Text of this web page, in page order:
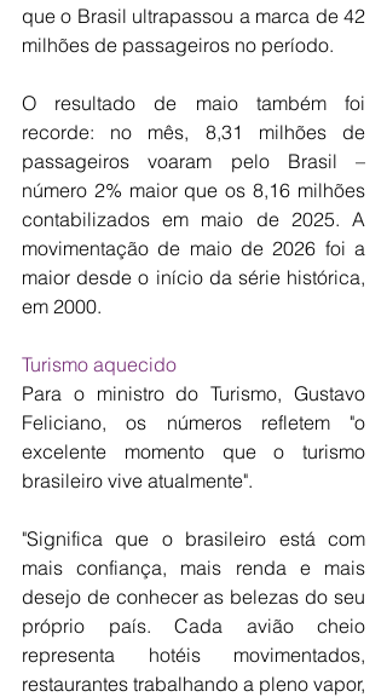
que o Brasil ultrapassou a marca de 42
milhões de passageiros no período.
O resultado de maio também foi
recorde: no mês, 8,31 milhões de
passageiros voaram pelo Brasil –
número 2% maior que os 8,16 milhões
contabilizados em maio de 2025. A
movimentação de maio de 2026 foi a
maior desde o início da série histórica,
em 2000.
Turismo aquecido
Para o ministro do Turismo, Gustavo
Feliciano, os números refletem "o
excelente momento que o turismo
brasileiro vive atualmente".
"Significa que o brasileiro está com
mais confiança, mais renda e mais
desejo de conhecer as belezas do seu
próprio país. Cada avião cheio
representa hotéis movimentados,
restaurantes trabalhando a pleno vapor,